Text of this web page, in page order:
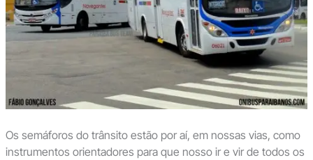
Os semáforos do trânsito estão por aí, em nossas vias, como
instrumentos orientadores para que nosso ir e vir de todos os